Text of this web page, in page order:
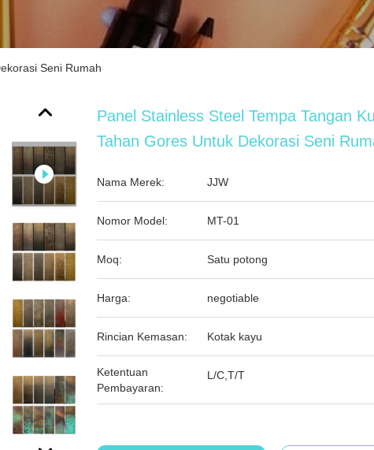
Seni Rumah
Panel Stainless Steel Tempa Tangan
Tahan Gores Untuk Dekorasi Seni
Nama Merek: JJW
Nomor Model: MT-01
Moq: Satu potong
Harga: negotiable
Rincian Kemasan: Kotak kayu
Ketentuan
Pembayaran:
L/C,T/T